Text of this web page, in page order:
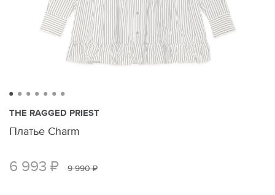
THE RAGGED PRIEST
Платье Charm
6 993 ₽ 9 990 ₽